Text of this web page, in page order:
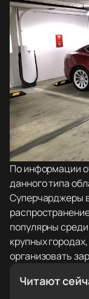
По информации
данного типа
Суперчарджеры
популярны
крупных
организовать
Читают